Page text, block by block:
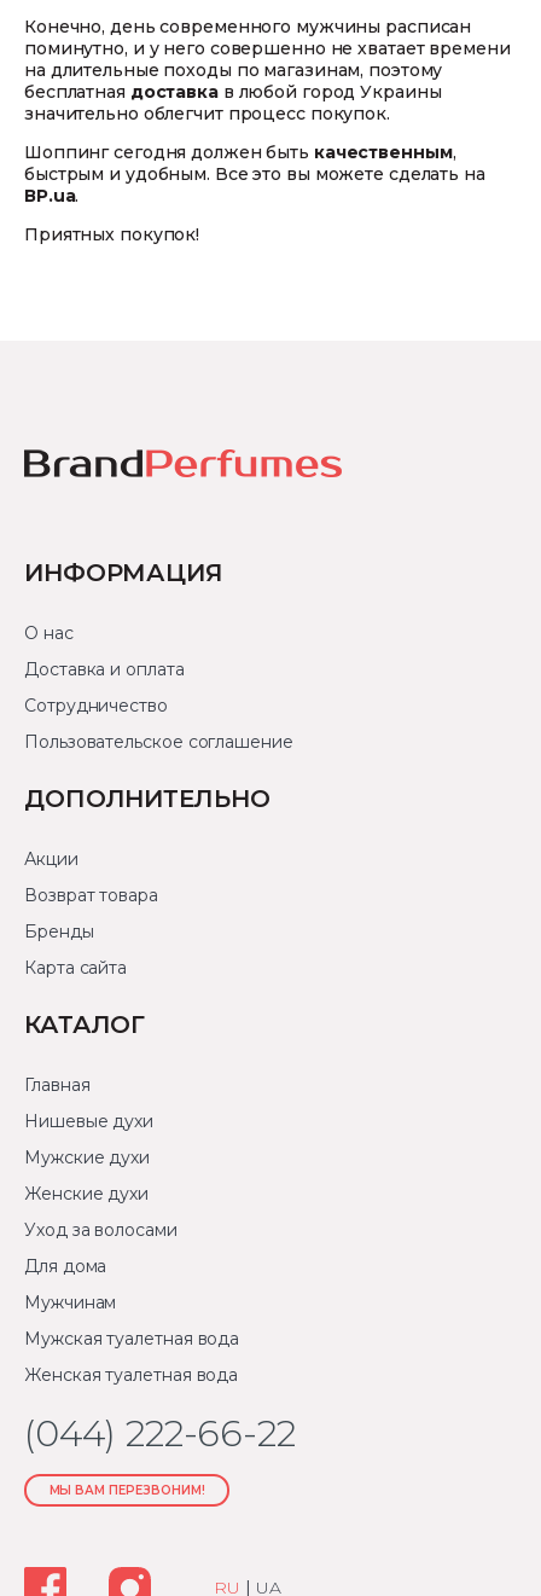
Конечно, день современного мужчины расписан
поминутно, и у него совершенно не хватает времени
на длительные походы по магазинам, поэтому
бесплатная доставкав любой город Украины
значительно облегчит процесс покупок.
Шоппинг сегодня должен быть качественным,
быстрым и удобным. Все это вы можете сделать на
ВР.ua.
Приятных покупок!
ИНФОРМАЦИЯ
О нас
Доставка и оплата
Сотрудничество
Пользовательское соглашение
ДОПОЛНИТЕЛЬНО
Акции
Возврат товара
Бренды
Карта сайта
КАТАЛОГ
Главная
Нишевые духи
Мужские духи
Женские духи
Уход за волосами
Для дома
Мужчинам
Мужская туалетная вода
Женская туалетная вода
(044) 222-66-22
МЫ ВАМ ПЕРЕЗВОНИМ!
RU | UA